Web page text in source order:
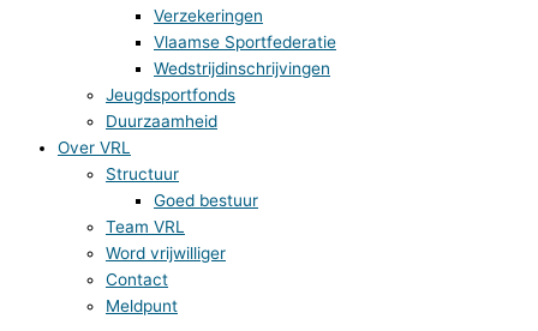
Verzekeringen
Vlaamse Sportfederatie
Wedstrijdinschrijvingen
Jeugdsportfonds
Duurzaamheid
Over VRL
Structuur
Goed bestuur
Team VRL
Word vrijwilliger
Contact
Meldpunt